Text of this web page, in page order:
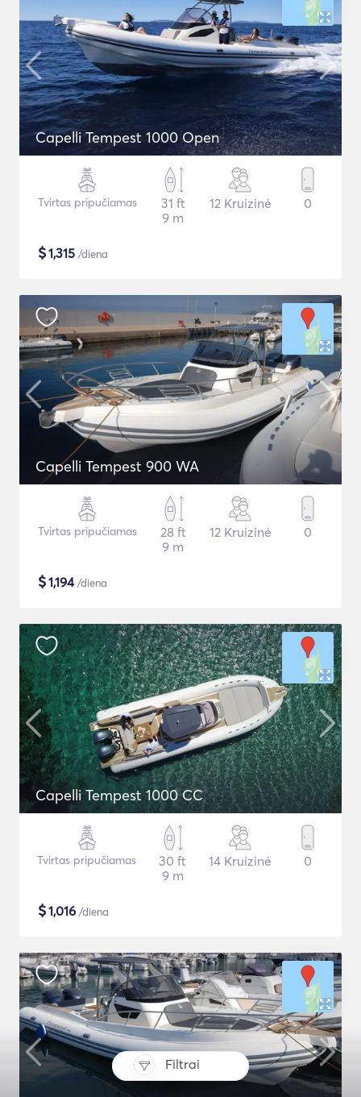
Filtrai
Capelli Tempest 1000 Open
Tvirtas pripučiamas
31 ft
9 m
12 Kruizinė 0
$1,315 /diena
Capelli Tempest 900 WA
Tvirtas pripučiamas
28 ft
9 m
12 Kruizinė 0
$1,194/diena
Capelli Tempest 1000 CC
Tvirtas pripučiamas
30 ft
9 m
14 Kruizinė 0
$1,016 /diena